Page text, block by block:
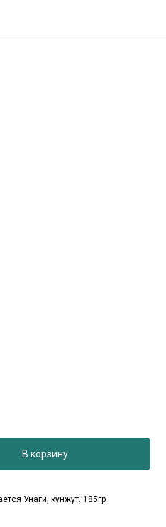
В корзину
Унаги, кунжут. 185гр